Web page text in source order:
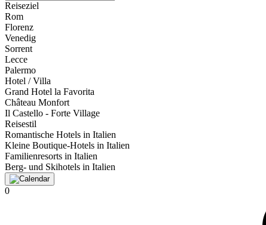
Reiseziel
Rom
Florenz
Venedig
Sorrent
Lecce
Palermo
Hotel / Villa
Grand Hotel la Favorita
Château Monfort
Il Castello - Forte Village
Reisestil
Romantische Hotels in Italien
Kleine Boutique-Hotels in Italien
Familienresorts in Italien
Berg- und Skihotels in Italien
0